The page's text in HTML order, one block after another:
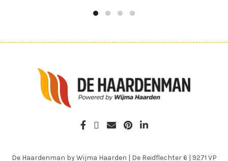
De Haardenman by Wijma Haarden | De Reidflechter 6 | 9271 VP